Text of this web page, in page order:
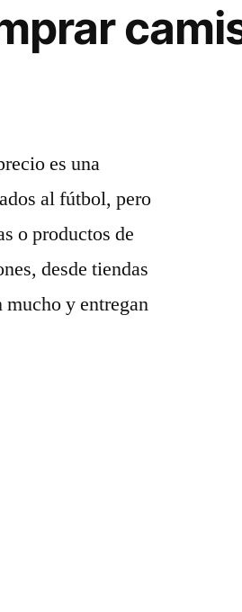
es una
al fútbol, pero
o productos de
desde tiendas
mucho y entregan